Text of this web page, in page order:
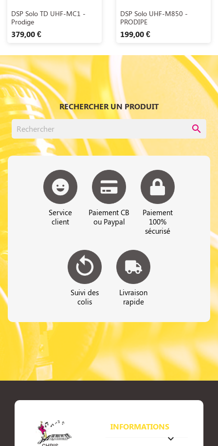
 Aperçu rapide
DSP Solo TD UHF-MC1 -
Prodige
379,00 €
 Aperçu rapide
DSP Solo UHF-M850 -
PRODIPE
199,00 €
RECHERCHER UN PRODUIT
search
Service
client
Paiement CB
ou Paypal
Paiement
100%
sécurisé
Suivi des
colis
Livraison
rapide
INFORMATIONS
keyboard_arrow_down